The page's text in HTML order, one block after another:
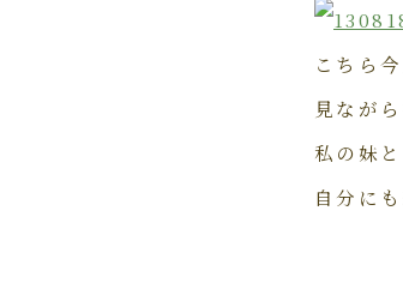
こちら
見なが
私の妹
自分に